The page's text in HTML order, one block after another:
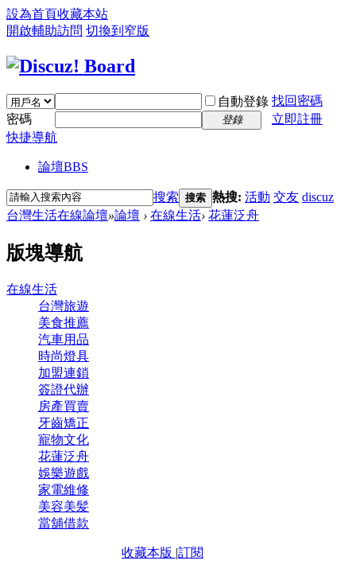
設為首頁收藏本站
開啟輔助訪問 切換到窄版
自動登錄 找回密碼
密碼
登錄
立即註冊
快捷導航
論壇BBS
搜索 搜索 熱搜: 活動 交友 discuz
台灣生活在線論壇»論壇 › 在線生活› 花蓮泛舟
版塊導航
在線生活
台灣旅遊
美食推薦
汽車用品
時尚燈具
加盟連鎖
簽證代辦
房產買賣
牙齒矯正
寵物文化
花蓮泛舟
娛樂遊戲
家電維修
美容美髪
當舖借款
收藏本版 |訂閱